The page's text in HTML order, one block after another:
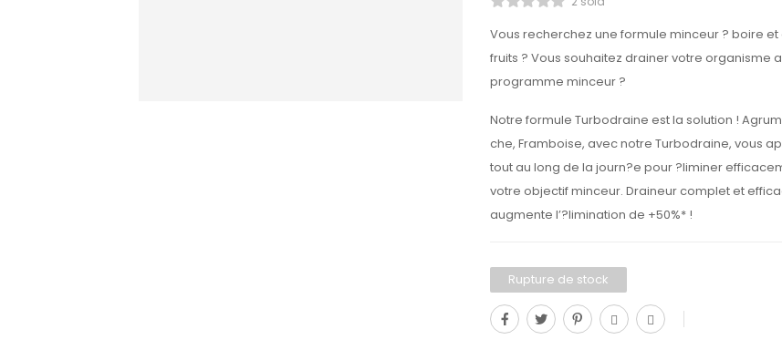
Vous recherchez une formule minceur ? boire
fruits ? Vous souhaitez drainer votre organisme
programme minceur ?
Notre formule Turbodraine est la solution !
che, Framboise, avec notre Turbodraine, vous
tout au long de la journ?e pour ?liminer
votre objectif minceur. Draineur complet et
augmente l’?limination de +50%* !
Rupture de stock